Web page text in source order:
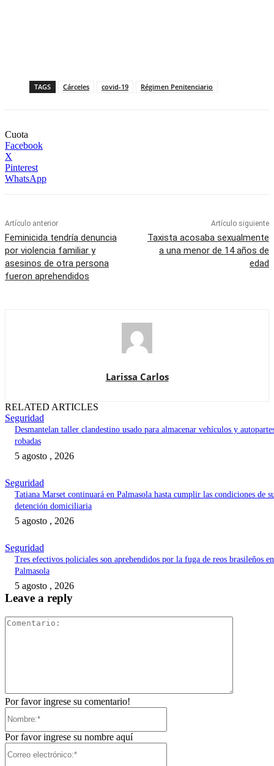
TAGS Cárceles covid-19 Régimen Penitenciario
Cuota
Facebook
X
Pinterest
WhatsApp
Artículo anterior
Feminicida tendría denuncia
por violencia familiar y
asesinos de otra persona
fueron aprehendidos
Artículo siguiente
Taxista acosaba sexualmente
a una menor de 14 años de
edad
Larissa Carlos
RELATED ARTICLES
Seguridad
Desmantelan taller clandestino usado para almacenar vehículos y
robadas
5 agosto , 2026
Seguridad
Tatiana Marset continuará en Palmasola hasta cumplir las condiciones de
detención domiciliaria
5 agosto , 2026
Seguridad
Tres efectivos policiales son aprehendidos por la fuga de reos brasileños en
Palmasola
5 agosto , 2026
Leave a reply
Por favor ingrese su comentario!
Por favor ingrese su nombre aquí